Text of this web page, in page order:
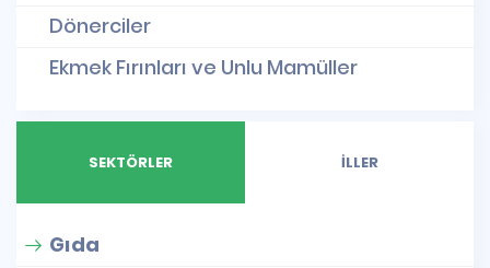
Dönerciler
Ekmek Fırınları ve Unlu Mamüller
SEKTÖRLER İLLER
Gıda